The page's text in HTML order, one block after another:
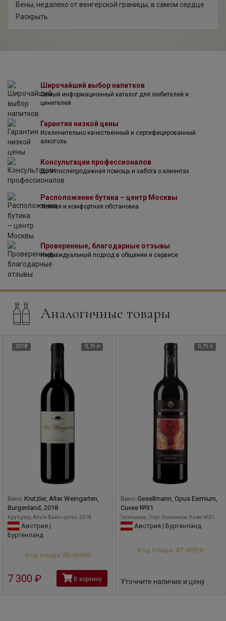
Вены, недалеко от венгерской границы, в самом сердце
впечатляющего и красивого природного рая — Северного
биодинамическая с 2006 года. Хотя и ранее на
виноградниках не использовались искусственные
удобрения. Сорняки всегда удалялись механически и
никогда химически. Компания старается вносить свой
вклад в биоразнообразие и поддерживать почву
естественными, природными средствами.
Раскрыть
Широчайший выбор напитков
Самый информационный каталог для любителей и
ценителей
Гарантия низкой цены
Исключительно качественный и сертифицированный
алкоголь
Консультации профессионалов
До и послепродажная помощь и забота о клиентах
Расположение бутика – центр Москвы
Уютная и комфортная обстановка
Проверенные, благодарные отзывы
Индивидуальный подход в общении и сервисе
Аналогичные товары
2018 0,75 л
Вино Krutzler, Alter Weingarten,
Burgenland, 2018
Крутцлер, Альте Вайнгартен, 2018
Австрия |
Бургенланд
Код товара: ВБ-66369
7 300 руб В корзину
0,75 л
Вино Gesellmann, Opus Eximium,
Cuvee №31
Гесельман, Опус Эксимиум, Кюве №31
Австрия | Бургенланд
Код товара: ФТ-49928
Уточните наличие и цену